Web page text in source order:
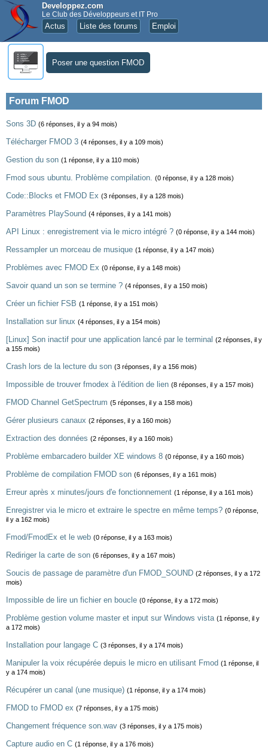
Developpez.com
Le Club des Développeurs et IT Pro
Actus Liste des forums Emploi
Poser une question FMOD
Forum FMOD
Sons 3D (6 réponses, il y a 94 mois)
Télécharger FMOD 3 (4 réponses, il y a 109 mois)
Gestion du son (1 réponse, il y a 110 mois)
Fmod sous ubuntu. Problème compilation. (0 réponse, il y a 128 mois)
Code::Blocks et FMOD Ex (3 réponses, il y a 128 mois)
Paramètres PlaySound (4 réponses, il y a 141 mois)
API Linux : enregistrement via le micro intégré ? (0 réponse, il y a 144 mois)
Ressampler un morceau de musique (1 réponse, il y a 147 mois)
Problèmes avec FMOD Ex (0 réponse, il y a 148 mois)
Savoir quand un son se termine ? (4 réponses, il y a 150 mois)
Créer un fichier FSB (1 réponse, il y a 151 mois)
Installation sur linux (4 réponses, il y a 154 mois)
[Linux] Son inactif pour une application lancé par le terminal (2 réponses, il y
a 155 mois)
Crash lors de la lecture du son (3 réponses, il y a 156 mois)
Impossible de trouver fmodex à l'édition de lien (8 réponses, il y a 157 mois)
FMOD Channel GetSpectrum (5 réponses, il y a 158 mois)
Gérer plusieurs canaux (2 réponses, il y a 160 mois)
Extraction des données (2 réponses, il y a 160 mois)
Problème embarcadero builder XE windows 8 (0 réponse, il y a 160 mois)
Problème de compilation FMOD son (6 réponses, il y a 161 mois)
Erreur après x minutes/jours d'e fonctionnement (1 réponse, il y a 161 mois)
Enregistrer via le micro et extraire le spectre en même temps? (0 réponse,
il y a 162 mois)
Fmod/FmodEx et le web (0 réponse, il y a 163 mois)
Rediriger la carte de son (6 réponses, il y a 167 mois)
Soucis de passage de paramètre d'un FMOD_SOUND (2 réponses, il y a 172
mois)
Impossible de lire un fichier en boucle (0 réponse, il y a 172 mois)
Problème gestion volume master et input sur Windows vista (1 réponse, il y
a 172 mois)
Installation pour langage C (3 réponses, il y a 174 mois)
Manipuler la voix récupérée depuis le micro en utilisant Fmod (1 réponse, il
y a 174 mois)
Récupérer un canal (une musique) (1 réponse, il y a 174 mois)
FMOD to FMOD ex (7 réponses, il y a 175 mois)
Changement fréquence son.wav (3 réponses, il y a 175 mois)
Capture audio en C (1 réponse, il y a 176 mois)